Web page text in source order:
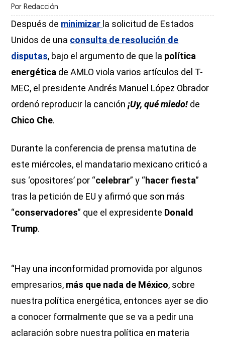
Por Redacción
Después de minimizar la solicitud de Estados
Unidos de una consulta de resolución de
disputas, bajo el argumento de que la política
energética de AMLO viola varios artículos del T-
MEC, el presidente Andrés Manuel López Obrador
ordenó reproducir la canción¡Uy, qué miedo! de
Chico Che.
Durante la conferencia de prensa matutina de
este miércoles, el mandatario mexicano criticó a
sus ‘opositores’ por “celebrar” y “hacer fiesta”
tras la petición de EU y afirmó que son más
“conservadores” que el expresidente Donald
Trump.
“Hay una inconformidad promovida por algunos
empresarios, más que nada de México, sobre
nuestra política energética, entonces ayer se dio
a conocer formalmente que se va a pedir una
aclaración sobre nuestra política en materia